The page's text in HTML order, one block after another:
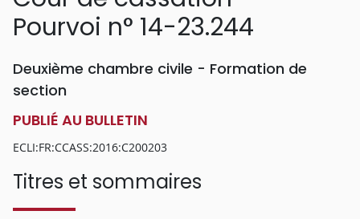
Pourvoi n° 14-23.244
Deuxième chambre civile - Formation de
section
PUBLIÉ AU BULLETIN
ECLI:FR:CCASS:2016:C200203
Titres et sommaires